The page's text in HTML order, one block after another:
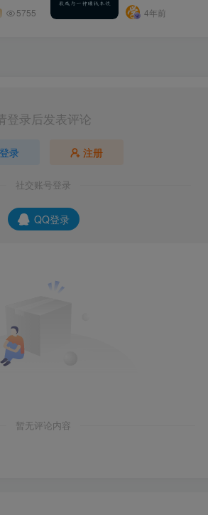
5755 4年前
登录后发表评论
登录 注册
社交账号登录
QQ登录
暂无评论内容